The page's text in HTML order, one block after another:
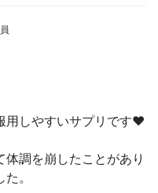
用しやすいサプリです❤️
調を崩したことがあり
。